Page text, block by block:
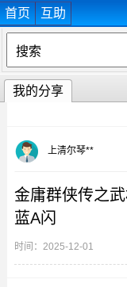
首页 互助
我的分享
金庸群侠传之
蓝A闪
时间：2025-12-01
上清尔琴**